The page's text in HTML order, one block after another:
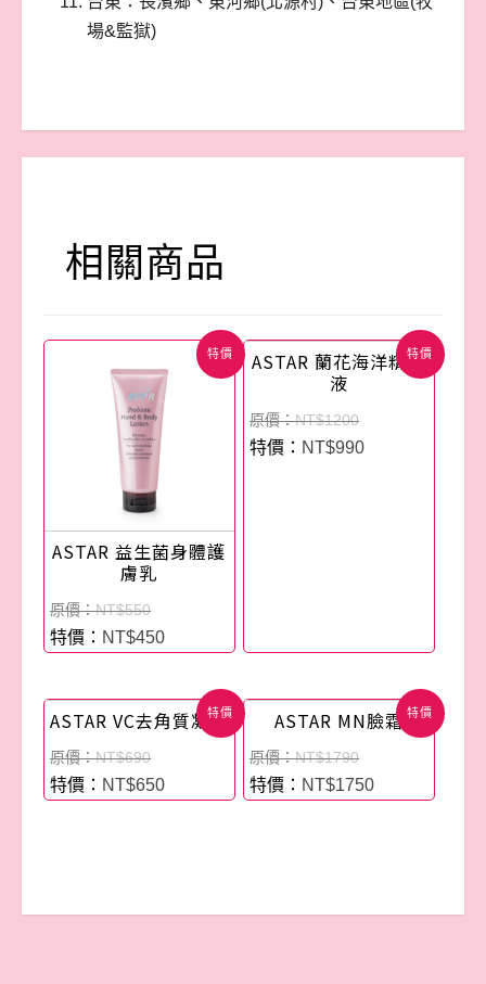
場&監獄)
相關商品
特價
ASTAR 益生菌身體護
膚乳
NT$550
NT$450
特價
ASTAR 蘭花海洋精華
液
NT$1200
NT$990
特價
ASTAR VC去角質凝膠
NT$690
NT$650
特價
ASTAR MN臉霜
NT$1790
NT$1750